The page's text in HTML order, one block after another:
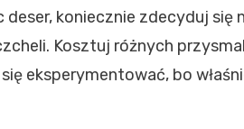
koniecznie zdecyduj się
Kosztuj różnych
eksperymentować, bo